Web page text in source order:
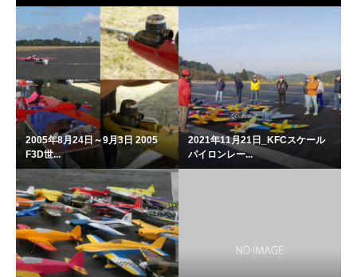
2005年8月24日～9月3日 2005
F3D世...
2021年11月21日_KFCスケール
パイロンレー...